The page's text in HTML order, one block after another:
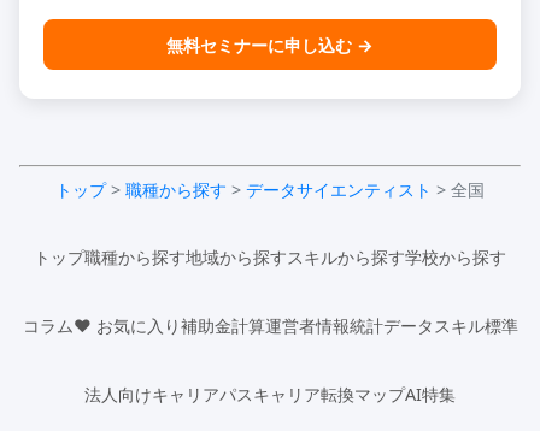
無料セミナーに申し込む →
トップ> 職種から探す > データサイエンティスト > 全国
トップ職種から探す地域から探すスキルから探す学校から探す
コラム♥ お気に入り補助金計算運営者情報統計データ スキル標準
法人向けキャリアパスキャリア転換マップAI特集